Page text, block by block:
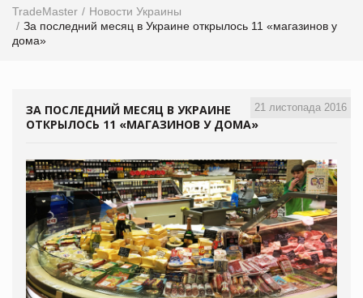
TradeMaster
Новости Украины
За последний месяц в Украине открылось 11 «магазинов у
дома»
21 листопада 2016
ЗА ПОСЛЕДНИЙ МЕСЯЦ В УКРАИНЕ
ОТКРЫЛОСЬ 11 «МАГАЗИНОВ У ДОМА»